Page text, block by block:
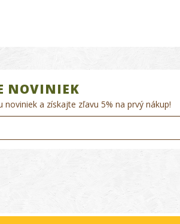
NOVINIEK
noviniek a získajte zľavu 5% na prvý nákup!